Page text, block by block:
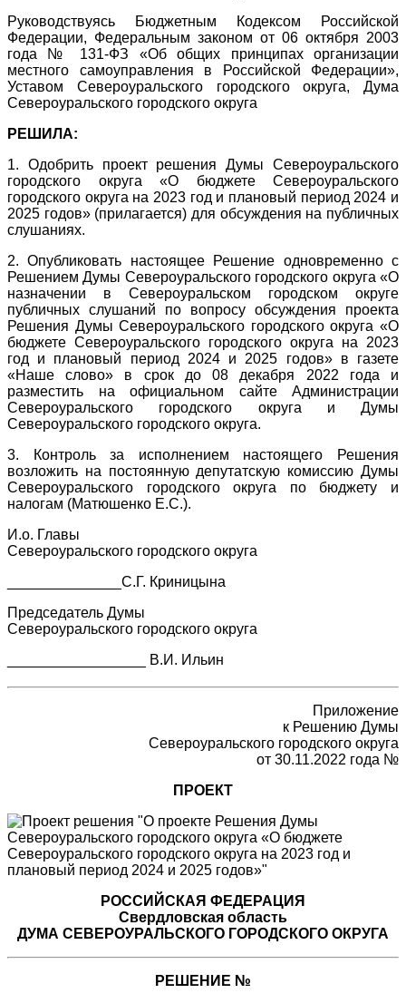
Руководствуясь Бюджетным Кодексом Российской
Федерации, Федеральным законом от 06 октября 2003
года № 131-ФЗ «Об общих принципах организации
местного самоуправления в Российской Федерации»,
Уставом Североуральского городского округа, Дума
Североуральского городского округа
РЕШИЛА:
1. Одобрить проект решения Думы Североуральского
городского округа «О бюджете Североуральского
городского округа на 2023 год и плановый период 2024 и
2025 годов» (прилагается) для обсуждения на публичных
слушаниях.
2. Опубликовать настоящее Решение одновременно с
Решением Думы Североуральского городского округа «О
назначении в Североуральском городском округе
публичных слушаний по вопросу обсуждения проекта
Решения Думы Североуральского городского округа «О
бюджете Североуральского городского округа на 2023
год и плановый период 2024 и 2025 годов» в газете
«Наше слово» в срок до 08 декабря 2022 года и
разместить на официальном сайте Администрации
Североуральского городского округа и Думы
Североуральского городского округа.
3. Контроль за исполнением настоящего Решения
возложить на постоянную депутатскую комиссию Думы
Североуральского городского округа по бюджету и
налогам (Матюшенко Е.С.).
И.о. Главы
Североуральского городского округа
______________С.Г. Криницына
Председатель Думы
Североуральского городского округа
_________________ В.И. Ильин
Приложение
к Решению Думы
Североуральского городского округа
от 30.11.2022 года №
ПРОЕКТ
РОССИЙСКАЯ ФЕДЕРАЦИЯ
Свердловская область
ДУМА СЕВЕРОУРАЛЬСКОГО ГОРОДСКОГО ОКРУГА
РЕШЕНИЕ №